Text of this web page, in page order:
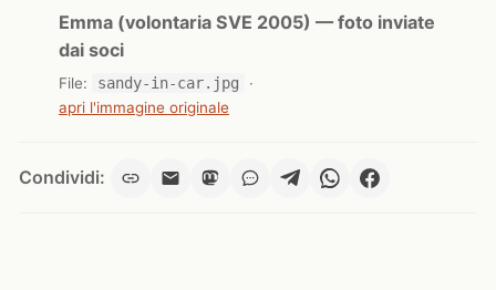
Emma (volontaria SVE 2005) — foto inviate
dai soci
File: sandy-in-car.jpg
·
apri l'immagine originale
Condividi: